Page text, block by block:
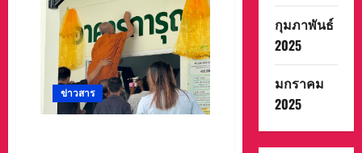
มอบ
สิ่งของ
และ
น้ำ
ดื่ม
ให้
กับ
มทบ.32
เตรียม
พร้อม
ข่าวสาร
กุมภาพันธ์
2025
มกราคม
2025